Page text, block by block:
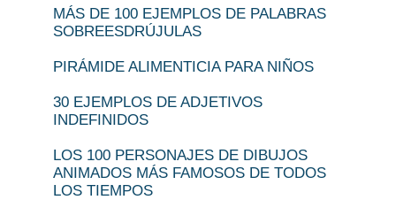
MÁS DE 100 EJEMPLOS DE PALABRAS
SOBREESDRÚJULAS
PIRÁMIDE ALIMENTICIA PARA NIÑOS
30 EJEMPLOS DE ADJETIVOS
INDEFINIDOS
LOS 100 PERSONAJES DE DIBUJOS
ANIMADOS MÁS FAMOSOS DE TODOS
LOS TIEMPOS